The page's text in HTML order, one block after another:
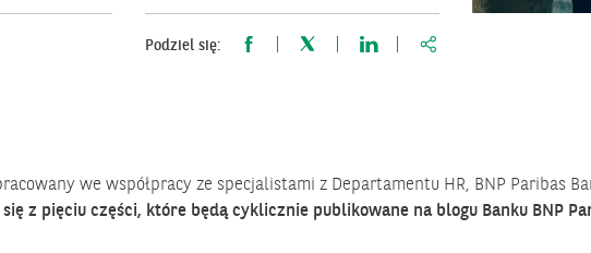
Podziel się: https://
we współpracy ze specjalistami z Departamentu HR, BNP Paribas
z pięciu części, które będą cyklicznie publikowane na blogu Banku BNP